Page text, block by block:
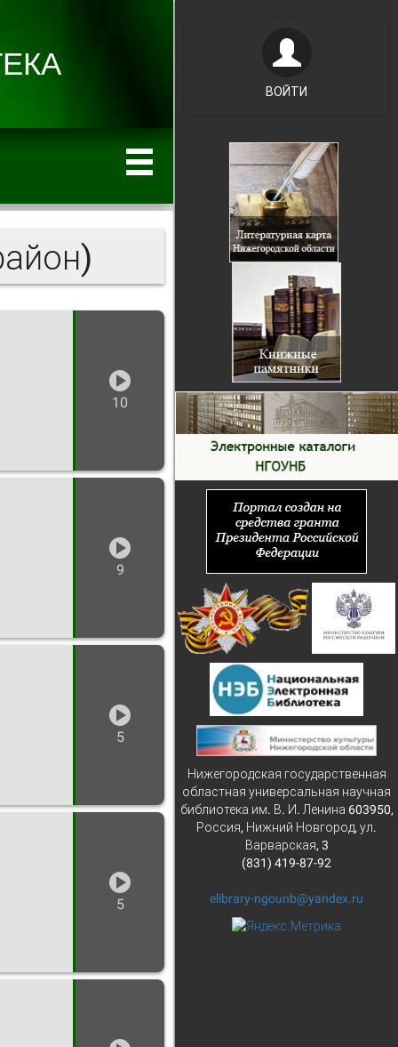
10
9
5
5
ВОЙТИ
Нижегородская государственная
областная универсальная научная
библиотека им. В. И. Ленина 603950,
Россия, Нижний Новгород, ул.
Варварская, 3
(831) 419-87-92
elibrary-ngounb@yandex.ru